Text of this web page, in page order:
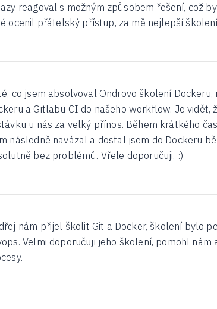
reagoval s možným způsobem řešení, což
ocenil přátelský přístup, za mě nejlepší
co jsem absolvoval Ondrovo školení
a Gitlabu CI do našeho workflow. Je vidět,
u nás za velký přínos. Během krátkého
následně navázal a dostal jsem do Dockeru
bez problémů. Vřele doporučuji. :)
nám přijel školit Git a Docker, školení bylo
Velmi doporučuji jeho školení, pomohl